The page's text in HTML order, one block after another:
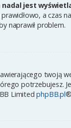
jest
a
naprawił problem.
twoją
potrzebujesz.
LimitedphpBB.pl